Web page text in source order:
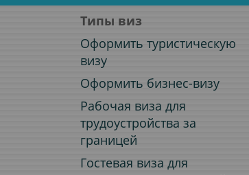
Типы виз
Оформить туристическую
визу
Оформить бизнес-визу
Рабочая виза для
трудоустройства за
границей
Гостевая виза для